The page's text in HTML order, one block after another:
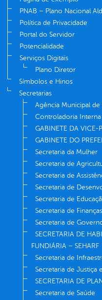
PNAB – Plano Nacional
Política de Privacidade
Portal do Servidor
Potencialidade
Serviços Digitais
Plano Diretor
Símbolos e Hinos
Secretarias
Agência Municipal
Controladoria Interna
GABINETE DA VICE-
GABINETE DO
Secretaria da Mulher
Secretaria de
Secretaria de
Secretaria de
Secretaria de
Secretaria de Finanças
Secretaria de
SECRETARIA DE
FUNDIÁRIA – SEHARF
Secretaria de
Secretaria de Justiça
SECRETARIA DE
Secretaria de Saúde